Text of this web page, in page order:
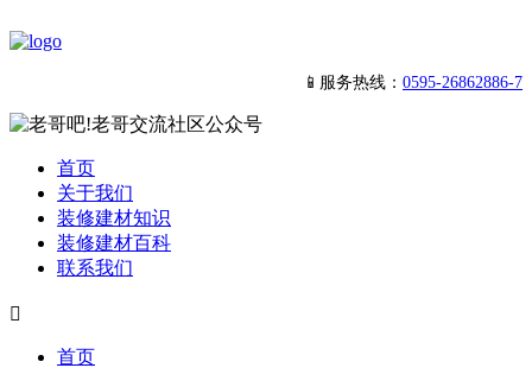
📱服务热线： 0595-26862886-7
首页
关于我们
装修建材知识
装修建材百科
联系我们

首页